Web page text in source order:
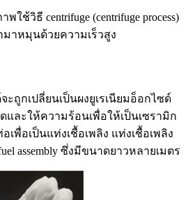
ช้วิธี centrifuge (centrifuge process)
าหมุนด้วยความเร็วสูง
ะถูกเปลี่ยนเป็นผงยูเรเนียมอ็อกไซด์
และให้ความร้อนเพื่อให้เป็นเซรามิก
พื่อเป็นแท่งเชื้อเพลิง แท่งเชื้อเพลิง
assembly ซึ่งมีขนาดยาวหลายเมตร